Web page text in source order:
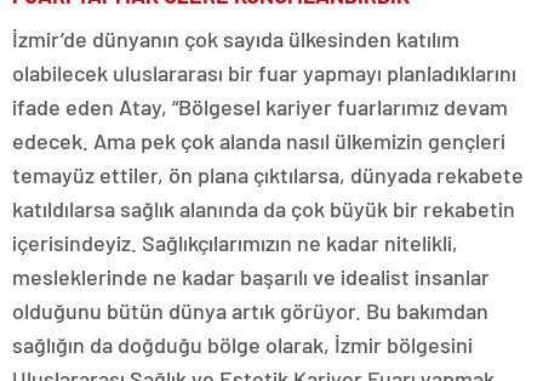
İzmir’de dünyanın çok sayıda ülkesinden katılım
olabilecek uluslararası bir fuar yapmayı planladıklarını
ifade eden Atay, “Bölgesel kariyer fuarlarımız devam
edecek. Ama pek çok alanda nasıl ülkemizin gençleri
temayüz ettiler, ön plana çıktılarsa, dünyada rekabete
katıldılarsa sağlık alanında da çok büyük bir rekabetin
içerisindeyiz. Sağlıkçılarımızın ne kadar nitelikli,
mesleklerinde ne kadar başarılı ve idealist insanlar
olduğunu bütün dünya artık görüyor. Bu bakımdan
sağlığın da doğduğu bölge olarak, İzmir bölgesini